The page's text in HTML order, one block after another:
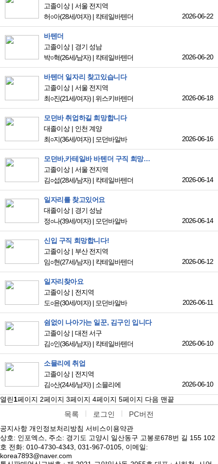
고졸이상
서울 전지역
허○아(28세/여자) | 칵테일바텐더 2026-06-22
바텐더
고졸이상
경기 성남
박○혁(26세/남자) | 칵테일바텐더 2026-06-20
바텐더 일자리 찾고있습니다
고졸이상
서울 전지역
최○진(21세/여자) | 위스키바텐더 2026-06-18
모던바 취업하길 희망합니다
대졸이상
인천 계양
최○지(36세/여자) | 모던바알바 2026-06-16
모던바,카테일바 바텐더 구직 희망합니다
고졸이상
서울 전지역
김○섭(28세/남자) | 칵테일바텐더 2026-06-14
일자리를 찾고있어요
대졸이상
경기 성남
정○나(39세/여자) | 모던바알바 2026-06-14
신입 구직 희망합니다!
고졸이상
부산 전지역
임○현(27세/남자) | 칵테일바텐더 2026-06-12
일자리찾아요
고졸이상
전지역
도○윤(30세/여자) | 모던바알바 2026-06-11
쉼없이 나아가는 일꾼, 김구인 입니다
고졸이상
대전 서구
김○인(36세/남자) | 칵테일바텐더 2026-06-10
소믈리에 취업
고졸이상
전지역
김○산(24세/남자) | 소믈리에
2026-06-10
열린1페이지 2페이지 3페이지 4페이지 5페이지 다음 맨끝
목록 로그인 PC버전
공지사항 개인정보처리방침 서비스이용약관
상호: 인포엑스, 주소: 경기도 고양시 일산동구 고봉로678번 길 155 102
호 전화: 010-4730-4343, 031-967-0105, 이메일:
korea7893@naver.com